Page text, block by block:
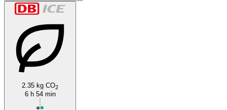
2.35 kg CO2
6 h 54 min